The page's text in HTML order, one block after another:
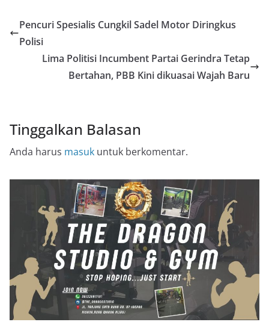
Pencuri Spesialis Cungkil Sadel Motor Diringkus
Polisi
Lima Politisi Incumbent Partai Gerindra Tetap
Bertahan, PBB Kini dikuasai Wajah Baru
Tinggalkan Balasan
Anda harus masuk untuk berkomentar.